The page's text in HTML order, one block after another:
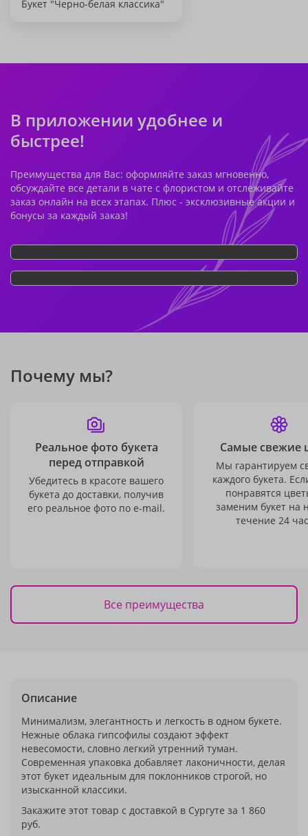
Букет "Черно-белая классика"
В приложении удобнее и
быстрее!
Преимущества для Вас: оформляйте заказ мгновенно,
обсуждайте все детали в чате с флористом и отслеживайте
заказ онлайн на всех этапах. Плюс - эксклюзивные акции и
бонусы за каждый заказ!
Почему мы?
Реальное фото букета
перед отправкой
Убедитесь в красоте вашего
букета до доставки, получив
его реальное фото по e-mail.
Самые свежие
Мы гарантируем
каждого букета.
понравятся
заменим букет на
течение 24
Все преимущества
Описание
Минимализм, элегантность и легкость в одном букете.
Нежные облака гипсофилы создают эффект
невесомости, словно легкий утренний туман.
Современная упаковка добавляет лаконичности, делая
этот букет идеальным для поклонников строгой, но
изысканной классики.
Закажите этот товар с доставкой в Сургуте за 1 860
руб.